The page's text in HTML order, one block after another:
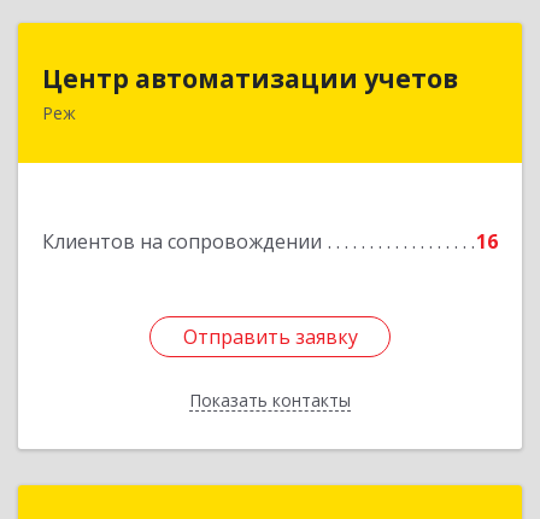
Центр автоматизации учетов
Реж
Клиентов на сопровождении 16
Отправить заявку
Показать контакты
623750, Свердловская обл, Режевской р-н, Реж
Отправить заявку
Назад